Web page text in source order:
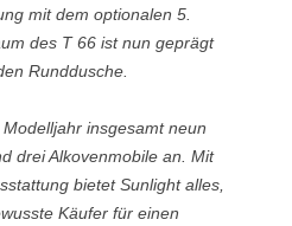
mit dem optionalen 5.
des T 66 ist nun geprägt
Runddusche.
insgesamt neun
drei Alkovenmobile an. Mit
bietet Sunlight alles,
Käufer für einen